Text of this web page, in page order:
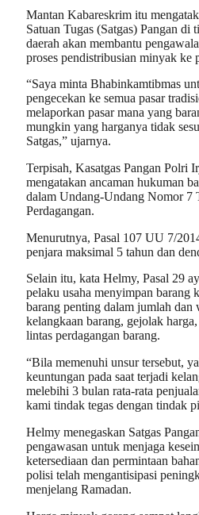
Mantan Kabareskrim itu
Satuan Tugas (Satgas) Pangan di
daerah akan membantu
proses pendistribusian minyak ke
“Saya minta Bhabinkamtibmas
pengecekan ke semua pasar
melaporkan pasar mana yang
mungkin yang harganya tidak
Satgas,” ujarnya.
Terpisah, Kasatgas Pangan Polri
mengatakan ancaman hukuman
dalam Undang-Undang Nomor 7
Perdagangan.
Menurutnya, Pasal 107 UU 7/
penjara maksimal 5 tahun dan
Selain itu, kata Helmy, Pasal 29
pelaku usaha menyimpan barang
barang penting dalam jumlah dan
kelangkaan barang, gejolak
lintas perdagangan barang.
“Bila memenuhi unsur tersebut,
keuntungan pada saat terjadi
melebihi 3 bulan rata-rata
kami tindak tegas dengan tindak
Helmy menegaskan Satgas
pengawasan untuk menjaga
ketersediaan dan permintaan
polisi telah mengantisipasi
menjelang Ramadan.